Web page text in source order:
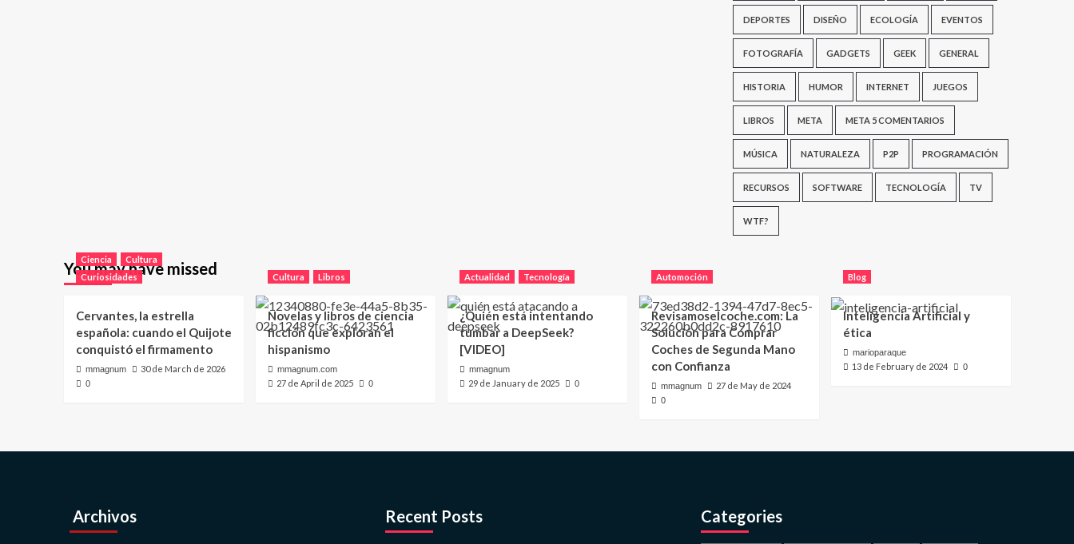
DEPORTES DISEÑO ECOLOGÍA EVENTOS
FOTOGRAFÍA GADGETS GEEK GENERAL
HISTORIA HUMOR INTERNET JUEGOS
LIBROS META META 5 COMENTARIOS
MÚSICA NATURALEZA P2P PROGRAMACIÓN
RECURSOS SOFTWARE TECNOLOGÍA TV
WTF?
You may have missed
Ciencia
Cultura
Curiosidades
Cervantes, la estrella
española: cuando el Quijote
conquistó el firmamento
mmagnum 30 de March de 2026
0
Cultura Libros
Novelas y libros de ciencia
ficción que exploran el
hispanismo
mmagnum.com
27 de April de 2025 0
Actualidad Tecnología
¿Quién está intentando
tumbar a DeepSeek?
[VIDEO]
mmagnum
29 de January de 2025 0
Automoción
Revisamoselcoche.com: La
Solución para Comprar
Coches de Segunda Mano
con Confianza
mmagnum 27 de May de 2024
0
Blog
Inteligencia Artificial y
ética
marioparaque
13 de February de 2024 0
Archivos Recent Posts Categories